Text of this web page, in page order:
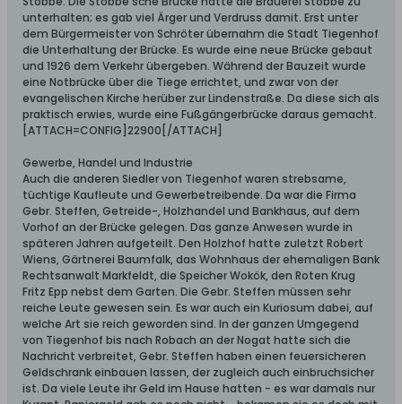
unterhalten; es gab viel Ärger und Verdruss damit. Erst unter
dem Bürgermeister von Schröter übernahm die Stadt Tiegenhof
die Unterhaltung der Brücke. Es wurde eine neue Brücke gebaut
und 1926 dem Verkehr übergeben. Während der Bauzeit wurde
eine Notbrücke über die Tiege errichtet, und zwar von der
evangelischen Kirche herüber zur Lindenstraße. Da diese sich als
praktisch erwies, wurde eine Fußgängerbrücke daraus gemacht.
[ATTACH=CONFIG]22900[/ATTACH]
Gewerbe, Handel und Industrie
Auch die anderen Siedler von Tiegenhof waren strebsame,
tüchtige Kaufleute und Gewerbetreibende. Da war die Firma
Gebr. Steffen, Getreide-, Holzhandel und Bankhaus, auf dem
Vorhof an der Brücke gelegen. Das ganze Anwesen wurde in
späteren Jahren aufgeteilt. Den Holzhof hatte zuletzt Robert
Wiens, Gärtnerei Baumfalk, das Wohnhaus der ehemaligen Bank
Rechtsanwalt Markfeldt, die Speicher Wokök, den Roten Krug
Fritz Epp nebst dem Garten. Die Gebr. Steffen müssen sehr
reiche Leute gewesen sein. Es war auch ein Kuriosum dabei, auf
welche Art sie reich geworden sind. In der ganzen Umgegend
von Tiegenhof bis nach Robach an der Nogat hatte sich die
Nachricht verbreitet, Gebr. Steffen haben einen feuersicheren
Geldschrank einbauen lassen, der zugleich auch einbruchsicher
ist. Da viele Leute ihr Geld im Hause hatten - es war damals nur